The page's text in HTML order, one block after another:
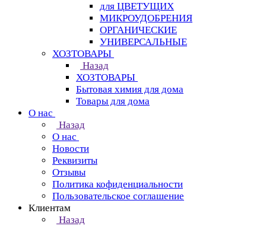
для ЦВЕТУЩИХ
МИКРОУДОБРЕНИЯ
ОРГАНИЧЕСКИЕ
УНИВЕРСАЛЬНЫЕ
ХОЗТОВАРЫ
Назад
ХОЗТОВАРЫ
Бытовая химия для дома
Товары для дома
О нас
Назад
О нас
Новости
Реквизиты
Отзывы
Политика кофиденциальности
Пользовательское соглашение
Клиентам
Назад